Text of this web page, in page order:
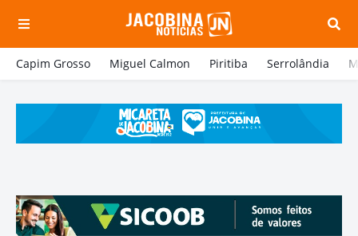
Capim Grosso Miguel Calmon Piritiba Serrolândia